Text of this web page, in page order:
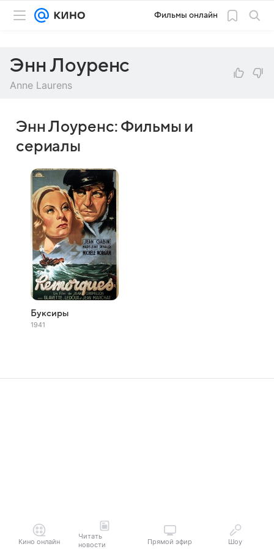
Фильмы онлайн
Энн Лоуренс
Anne Laurens
Энн Лоуренс: Фильмы и
сериалы
Буксиры
1941
Кино онлайн
Читать
новости
Прямой эфир Шоу